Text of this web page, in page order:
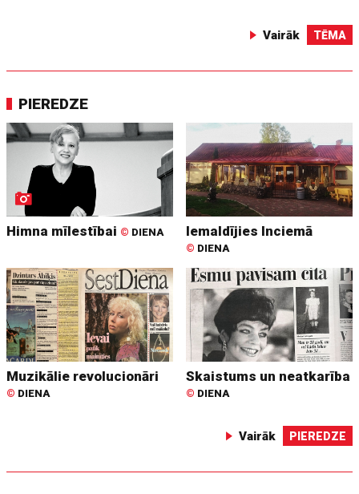
Vairāk TĒMA
PIEREDZE
Himna mīlestībai © DIENA Iemaldījies Inciemā
© DIENA
Muzikālie revolucionāri
© DIENA
Skaistums un neatkarība
© DIENA
Vairāk PIEREDZE